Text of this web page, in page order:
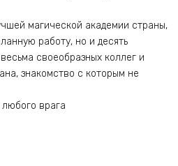
магической академии страны,
работу, но и десять
своеобразных коллег и
знакомство с которым не
врага